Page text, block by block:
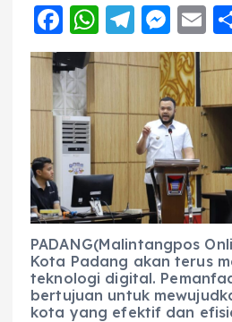
F
a
c
e
b
o
o
k
W
h
a
ts
A
p
p
T
el
e
g
r
a
m
M
e
ss
e
n
g
er
E
ai
l
PADANG(Malintangpos
Kota Padang akan terus
teknologi digital.
bertujuan untuk
kota yang efektif dan